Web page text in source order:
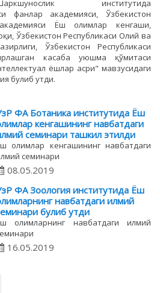
институтида
фанлар академияси, Ўзбекистон
Ёш олимлар кенгаши,
Ўзбекистон Республикаси Олий ва
Ўзбекистон Республикаси
касаба уюшма қўмитаси
ёшлар асри" мавзусидаги
булиб утди.
ФА Ботаника институтида Ёш
кенгашининг навбатдаги
семинари ташкил этилди
олимлар кенгашининг навбатдаги
семинари
08.05.2019
ФА Зоология институтида Ёш
навбатдаги илмий
булиб утди
олимларнинг навбатдаги илмий
16.05.2019